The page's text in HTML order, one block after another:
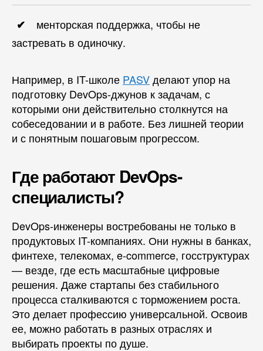
менторская поддержка, чтобы не
застревать в одиночку.
Например, в IT-школе PASVделают упор на
подготовку DevOps-джунов к задачам, с
которыми они действительно столкнутся на
собеседовании и в работе. Без лишней теории
и с понятным пошаговым прогрессом.
Где работают DevOps-
специалисты?
DevOps-инженеры востребованы не только в
продуктовых IT-компаниях. Они нужны в банках,
финтехе, телекомах, e-commerce, госструктурах
— везде, где есть масштабные цифровые
решения. Даже стартапы без стабильного
процесса сталкиваются с торможением роста.
Это делает профессию универсальной. Освоив
ее, можно работать в разных отраслях и
выбирать проекты по душе.